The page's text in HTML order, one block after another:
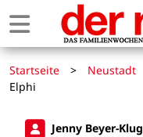
Startseite > Neustadt
Elphi
Jenny Beyer-Klug